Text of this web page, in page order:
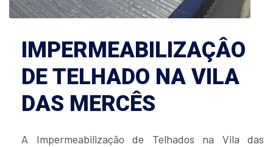
IMPERMEABILIZAÇÂO
DE TELHADO NA VILA
DAS MERCÊS
A Impermeabilização de Telhados na Vila das